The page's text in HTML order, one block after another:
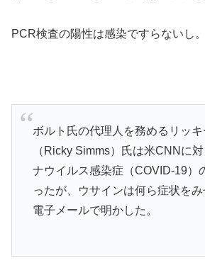
PCR検査の陽性は感染ですらないし。
ボルト氏の代理人を務めるリッ
（Ricky Simms）氏は米CNNに
ナウイルス感染症（COVID-19）
ったが、ウサインは何ら症状を
電子メールで明かした。